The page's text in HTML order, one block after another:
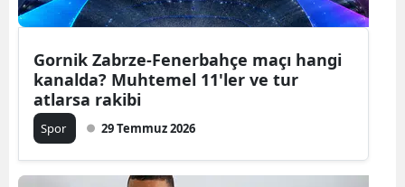
Gornik Zabrze-Fenerbahçe maçı hangi
kanalda? Muhtemel 11'ler ve tur
atlarsa rakibi
Spor 29 Temmuz 2026